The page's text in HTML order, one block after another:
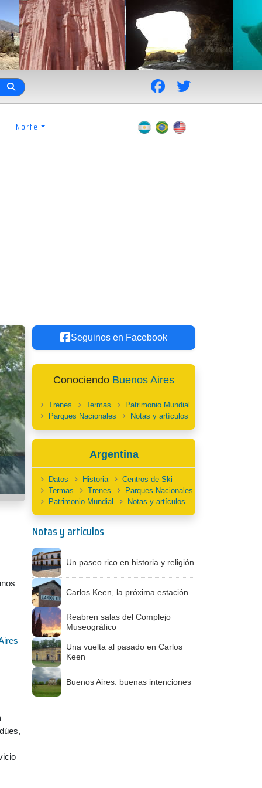
Norte
Seguinos en Facebook
Conociendo Buenos Aires
Trenes Termas
Patrimonio Mundial
Parques Nacionales
Notas y artículos
Argentina
Datos Historia
Centros de Ski
Termas
Trenes
Parques Nacionales
Patrimonio Mundial
Notas y artículos
Notas y artículos
Un paseo rico en historia y religión
Carlos Keen, la próxima estación
Reabren salas del Complejo
Museográfico
Una vuelta al pasado en Carlos
Keen
Buenos Aires: buenas intenciones